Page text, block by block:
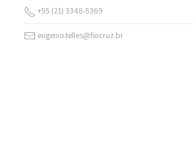
+55 (21) 3348-5369
eugenio.telles@fiocruz.br